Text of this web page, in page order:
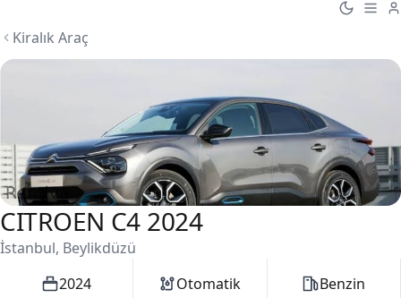
Kiralık Araç
1 / 1
CITROEN C4 2024
İstanbul, Beylikdüzü
2024
Otomatik Benzin